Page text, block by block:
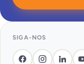
SIGA-NOS